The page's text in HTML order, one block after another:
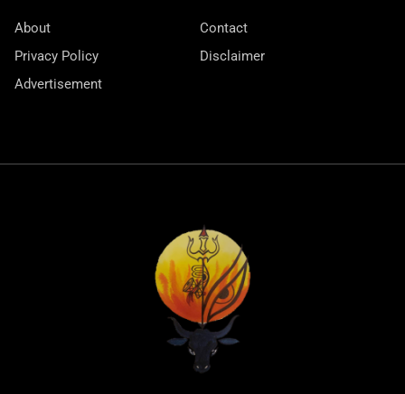
About
Contact
Privacy Policy
Disclaimer
Advertisement